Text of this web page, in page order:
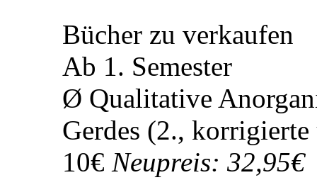
Beiträge
12
Pharmaziestudentin
Bücher für das